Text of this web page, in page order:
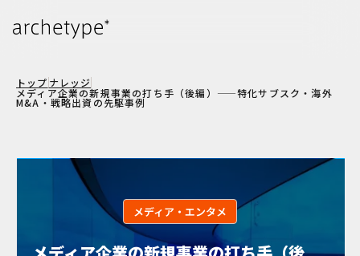
トップ ナレッジ
メディア企業の新規事業の打ち手（後編）——特化サブスク・海外
M&A・戦略出資の先駆事例
メディア・エンタメ